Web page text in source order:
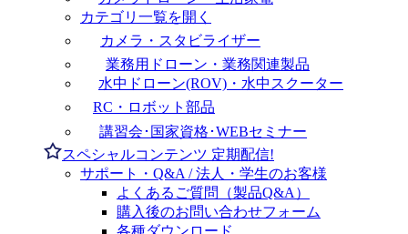
カテゴリ一覧を開く
カメラ・スタビライザー
業務用ドローン・業務関連製品
水中ドローン(ROV)・水中スクーター
RC・ロボット部品
講習会･国家資格･WEBセミナー
スペシャルコンテンツ 定期配信!
サポート・Q&A / 法人・学生のお客様
よくあるご質問（製品Q&A）
購入後のお問い合わせフォーム
各種ダウンロード